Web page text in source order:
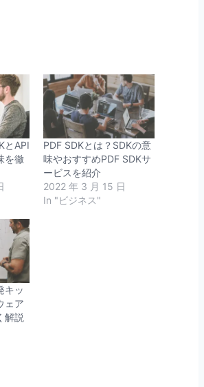
とAPI
を徹
PDF SDKとは？SDKの意
味やおすすめPDF SDKサ
ービスを紹介
2022 年 3 月 15 日
In "ビジネス"
キッ
ェア
解説